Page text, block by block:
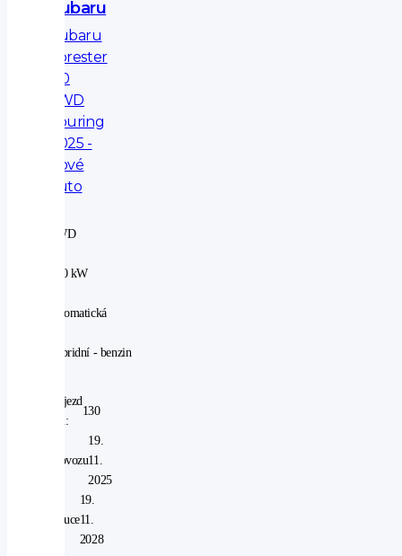
Subaru
Subaru
Forester
2.0
4WD
Touring
2025 -
nové
auto
4WD
100 kW
automatická
hybridní - benzin
Nájezd
km:
130
provozu
19.
11.
2025
záruce
19.
11.
2028